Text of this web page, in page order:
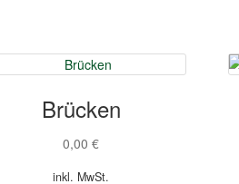
Brücken
0,00€
inkl. MwSt.